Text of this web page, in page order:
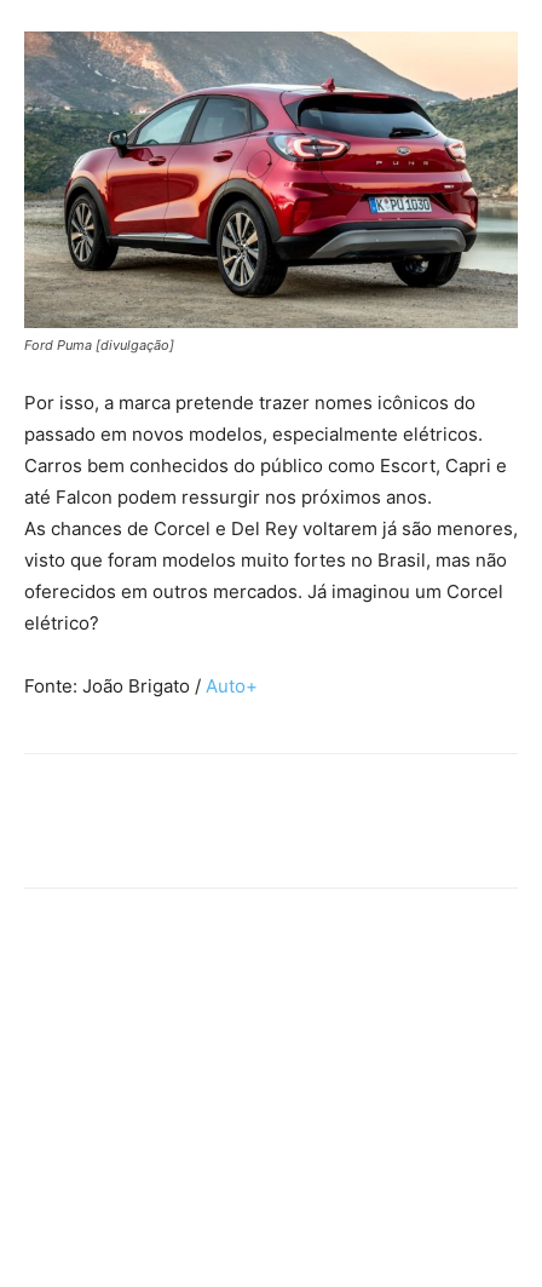
Ford Puma [divulgação]
Por isso, a marca pretende trazer nomes icônicos do
passado em novos modelos, especialmente elétricos.
Carros bem conhecidos do público como Escort, Capri e
até Falcon podem ressurgir nos próximos anos.
As chances de Corcel e Del Rey voltarem já são menores,
visto que foram modelos muito fortes no Brasil, mas não
oferecidos em outros mercados. Já imaginou um Corcel
elétrico?
Fonte: João Brigato / Auto+